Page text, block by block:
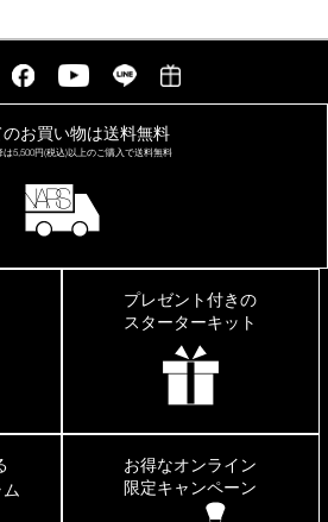
お買い物は送料無料
は5,500円(税込)以上の ご購入で送料無料
プレゼント付きの
スターターキット
お得なオンライン
限定キャンペーン